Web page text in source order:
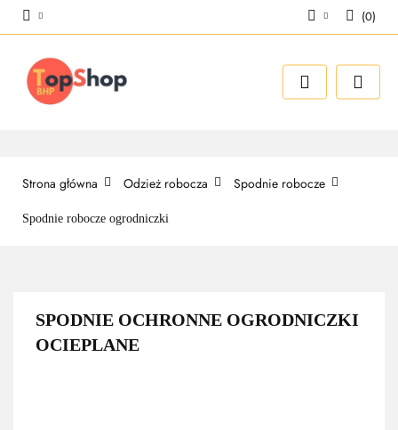
Zarejestruj się
(0)
Strona główna Odzież robocza Spodnie robocze
Spodnie robocze ogrodniczki
SPODNIE OCHRONNE OGRODNICZKI
OCIEPLANE